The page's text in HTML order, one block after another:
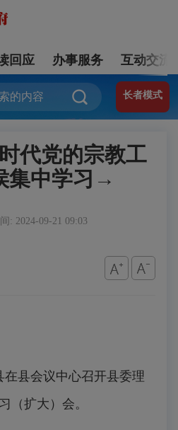
回应 办事服务 互动交流
长者模式
代党的宗教工
集中学习→
: 2024-09-21 09:03
县会议中心召开县委理
（扩大）会。